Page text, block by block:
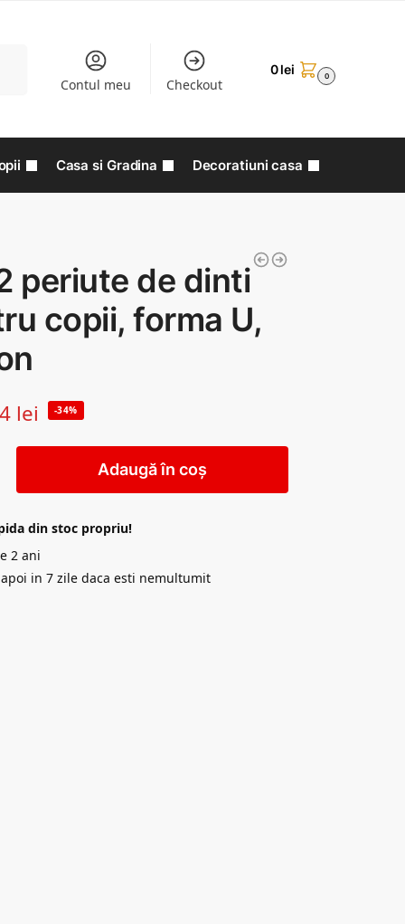
Contul meu Checkout
0lei 0
Casa si Gradina Decoratiuni casa
periute de dinti
copii, forma U,
lei -34%
Adaugă în coș
din stoc propriu!
2 ani
in 7 zile daca esti nemultumit